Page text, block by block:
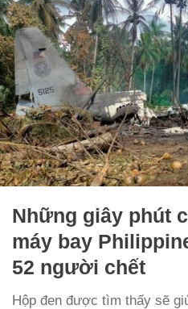
Những giây phút
máy bay
52 người chết
Hộp đen được tìm thấy sẽ